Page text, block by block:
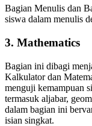
Bagian Menulis dan
siswa dalam menulis
3. Mathematics
Bagian ini dibagi
Kalkulator dan
menguji kemampuan
termasuk aljabar,
dalam bagian ini
isian singkat.